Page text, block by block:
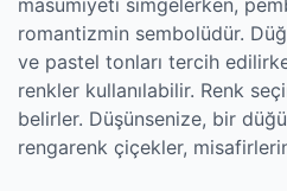
masumiyeti simgelerken,
romantizmin sembolüdür.
ve pastel tonları tercih
renkler kullanılabilir. Renk
belirler. Düşünsenize, bir
rengarenk çiçekler,